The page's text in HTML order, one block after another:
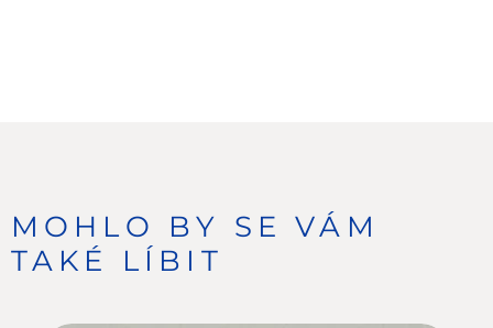
MOHLO BY SE VÁM
TAKÉ LÍBIT